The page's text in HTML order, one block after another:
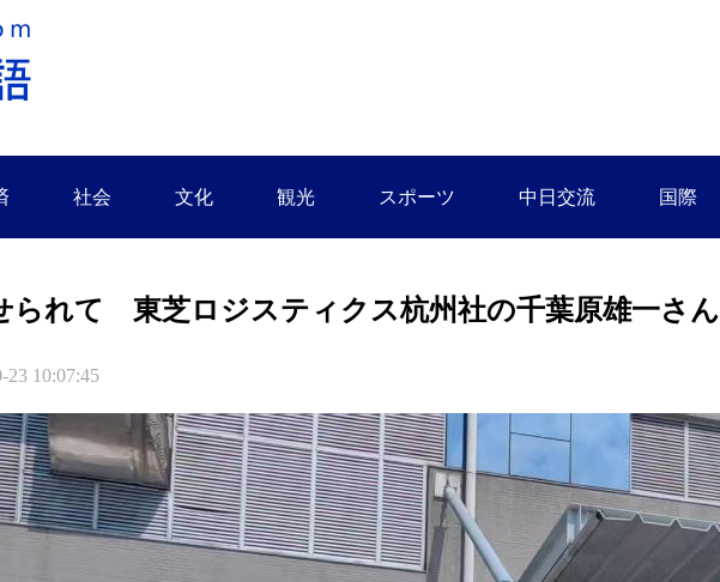
社会 文化 観光 スポーツ 中日交流 国際
られて 東芝ロジスティクス杭州社の千葉原雄一さん
23 10:07:45